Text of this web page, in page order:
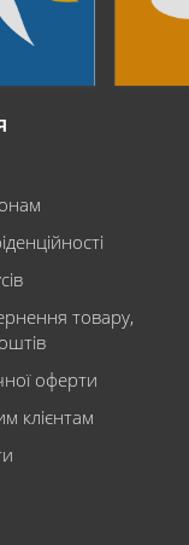
товару,
оферти
клієнтам